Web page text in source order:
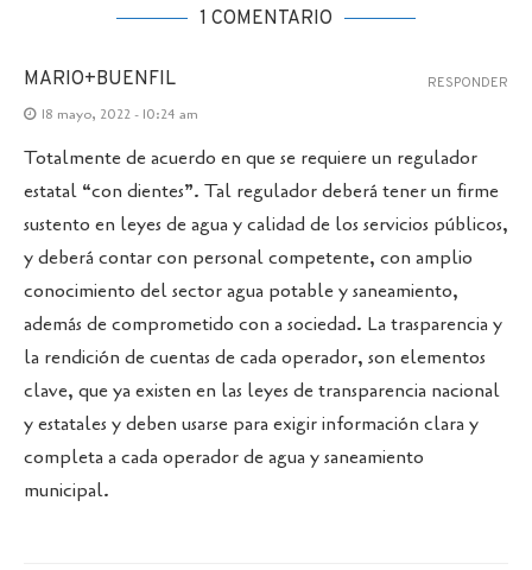
1 COMENTARIO
MARIO+BUENFIL
18 mayo, 2022 - 10:24 am
Totalmente de acuerdo en que se requiere un regulador
estatal “con dientes”. Tal regulador deberá tener un firme
sustento en leyes de agua y calidad de los servicios públicos,
y deberá contar con personal competente, con amplio
conocimiento del sector agua potable y saneamiento,
además de comprometido con a sociedad. La trasparencia y
la rendición de cuentas de cada operador, son elementos
clave, que ya existen en las leyes de transparencia nacional
y estatales y deben usarse para exigir información clara y
completa a cada operador de agua y saneamiento
municipal.
RESPONDER